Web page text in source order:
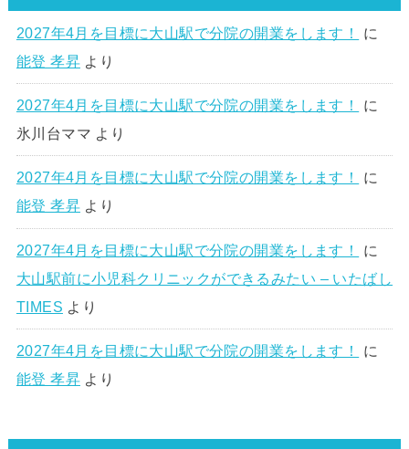
2027年4月を目標に大山駅で分院の開業をします！
に
能登 孝昇より
2027年4月を目標に大山駅で分院の開業をします！
に
氷川台ママ より
2027年4月を目標に大山駅で分院の開業をします！
に
能登 孝昇より
2027年4月を目標に大山駅で分院の開業をします！
に
大山駅前に小児科クリニックができるみたい – いたばし
TIMES より
2027年4月を目標に大山駅で分院の開業をします！
に
能登 孝昇より